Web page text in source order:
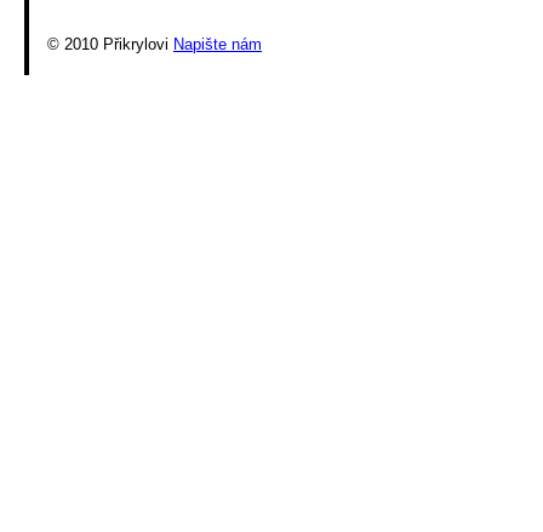
© 2010 Přikrylovi Napište nám